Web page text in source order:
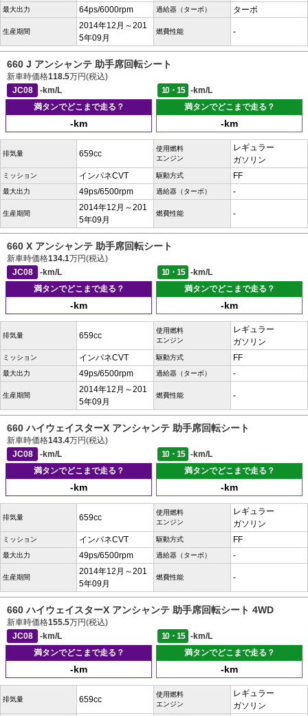
最大出力 64ps/6000rpm 過給器（ターボ） ターボ
生産期間
2014年12月～201
5年09月
燃費性能 -
660 J アンシャンテ 助手席回転シート
新車時価格118.5万円(税込)
JC08
-km/L 10・15
-km/L
満タンでどこまで走る？
-km
満タンでどこまで走る？
-km
排気量 659cc
使用燃料
エンジン
レギュラー
ガソリン
ミッション インパネCVT 駆動方式 FF
最大出力 49ps/6500rpm 過給器（ターボ） -
生産期間
2014年12月～201
5年09月
燃費性能 -
660 X アンシャンテ 助手席回転シート
新車時価格134.1万円(税込)
JC08
-km/L 10・15
-km/L
満タンでどこまで走る？
-km
満タンでどこまで走る？
-km
排気量 659cc
使用燃料
エンジン
レギュラー
ガソリン
ミッション インパネCVT 駆動方式 FF
最大出力 49ps/6500rpm 過給器（ターボ） -
生産期間
2014年12月～201
5年09月
燃費性能 -
660 ハイウェイスターX アンシャンテ 助手席回転シート
新車時価格143.4万円(税込)
JC08
-km/L 10・15
-km/L
満タンでどこまで走る？
-km
満タンでどこまで走る？
-km
排気量 659cc
使用燃料
エンジン
レギュラー
ガソリン
ミッション インパネCVT 駆動方式 FF
最大出力 49ps/6500rpm 過給器（ターボ） -
生産期間
2014年12月～201
5年09月
燃費性能 -
660 ハイウェイスターX アンシャンテ 助手席回転シート 4WD
新車時価格155.5万円(税込)
JC08
-km/L 10・15
-km/L
満タンでどこまで走る？
-km
満タンでどこまで走る？
-km
排気量 659cc
使用燃料
エンジン
レギュラー
ガソリン